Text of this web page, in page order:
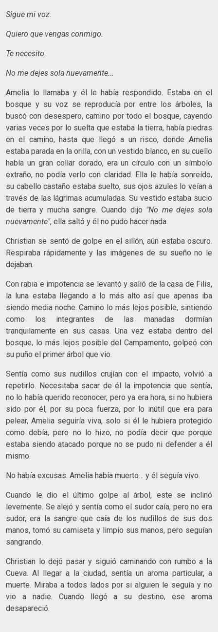
Sigue mi voz.
Quiero que vengas conmigo.
Te necesito.
No me dejes sola nuevamente...
Amelia lo llamaba y él le había respondido. Estaba en el
bosque y su voz se reproducía por entre los árboles, la
buscó con desespero, camino por todo el bosque, cayendo
varias veces por lo suelta que estaba la tierra, había piedras
en el camino, hasta que llegó a un risco, donde Amelia
estaba parada en la orilla, con un vestido blanco, en su cuello
había un gran collar dorado, era un círculo con un símbolo
extraño, no podía verlo con claridad. Ella le había sonreído,
su cabello castaño estaba suelto, sus ojos azules lo veían a
través de las lágrimas acumuladas. Su vestido estaba sucio
de tierra y mucha sangre. Cuando dijo "No me dejes sola
nuevamente", ella saltó y él no pudo hacer nada.
Christian se sentó de golpe en el sillón, aún estaba oscuro.
Respiraba rápidamente y las imágenes de su sueño no le
dejaban.
Con rabia e impotencia se levantó y salió de la casa de Filis,
la luna estaba llegando a lo más alto así que apenas iba
siendo media noche. Camino lo más lejos posible, sintiendo
como los integrantes de las manadas dormían
tranquilamente en sus casas. Una vez estaba dentro del
bosque, lo más lejos posible del Campamento, golpeó con
su puño el primer árbol que vio.
Sentía como sus nudillos crujían con el impacto, volvió a
repetirlo. Necesitaba sacar de él la impotencia que sentía,
no lo había querido reconocer, pero ya era hora, si no hubiera
sido por él, por su poca fuerza, por lo inútil que era para
pelear, Amelia seguiría viva, solo si él le hubiera protegido
como debía, pero no lo hizo, no podía decir que porque
estaba siendo atacado porque no se pudo ni defender a él
mismo.
No había excusas. Amelia había muerto… y él seguía vivo.
Cuando le dio el último golpe al árbol, este se inclinó
levemente. Se alejó y sentía como el sudor caía, pero no era
sudor, era la sangre que caía de los nudillos de sus dos
manos, tomó su camiseta y limpio sus manos, pero seguían
sangrando.
Christian lo dejó pasar y siguió caminando con rumbo a la
Cueva. Al llegar a la ciudad, sentía un aroma particular, a
muerte. Miraba a todos lados por si alguien le seguía y no
vio a nadie. Cuando llegó a su destino, ese aroma
desapareció.